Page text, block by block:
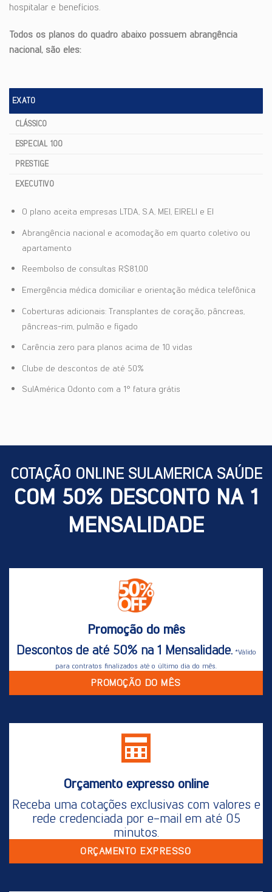
hospitalar e benefícios.
Todos os planos do quadro abaixo possuem abrangência
nacional, são eles:
EXATO
CLÁSSICO
ESPECIAL 100
PRESTIGE
EXECUTIVO
O plano aceita empresas LTDA, S.A, MEI, EIRELI e EI
Abrangência nacional e acomodação em quarto coletivo ou
apartamento
Reembolso de consultas R$81,00
Emergência médica domiciliar e orientação médica telefônica
Coberturas adicionais: Transplantes de coração, pâncreas,
pâncreas-rim, pulmão e fígado
Carência zero para planos acima de 10 vidas
Clube de descontos de até 50%
SulAmérica Odonto com a 1° fatura grátis
COTAÇÃO ONLINE SULAMERICA SAÚDE
COM 50% DESCONTO NA 1
MENSALIDADE
Promoção do mês
Descontos de até 50% na 1 Mensalidade.*Válido
para contratos finalizados até o último dia do mês.
PROMOÇÃO DO MÊS
Orçamento expresso online
Receba uma cotações exclusivas com valores e
rede credenciada por e-mail em até 05
minutos.
ORÇAMENTO EXPRESSO